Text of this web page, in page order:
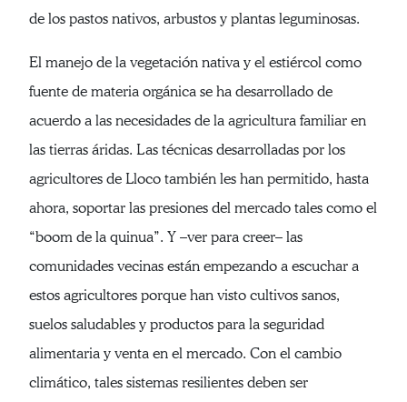
de los pastos nativos, arbustos y plantas leguminosas.
El manejo de la vegetación nativa y el estiércol como
fuente de materia orgánica se ha desarrollado de
acuerdo a las necesidades de la agricultura familiar en
las tierras áridas. Las técnicas desarrolladas por los
agricultores de Lloco también les han permitido, hasta
ahora, soportar las presiones del mercado tales como el
“boom de la quinua”. Y –ver para creer– las
comunidades vecinas están empezando a escuchar a
estos agricultores porque han visto cultivos sanos,
suelos saludables y productos para la seguridad
alimentaria y venta en el mercado. Con el cambio
climático, tales sistemas resilientes deben ser